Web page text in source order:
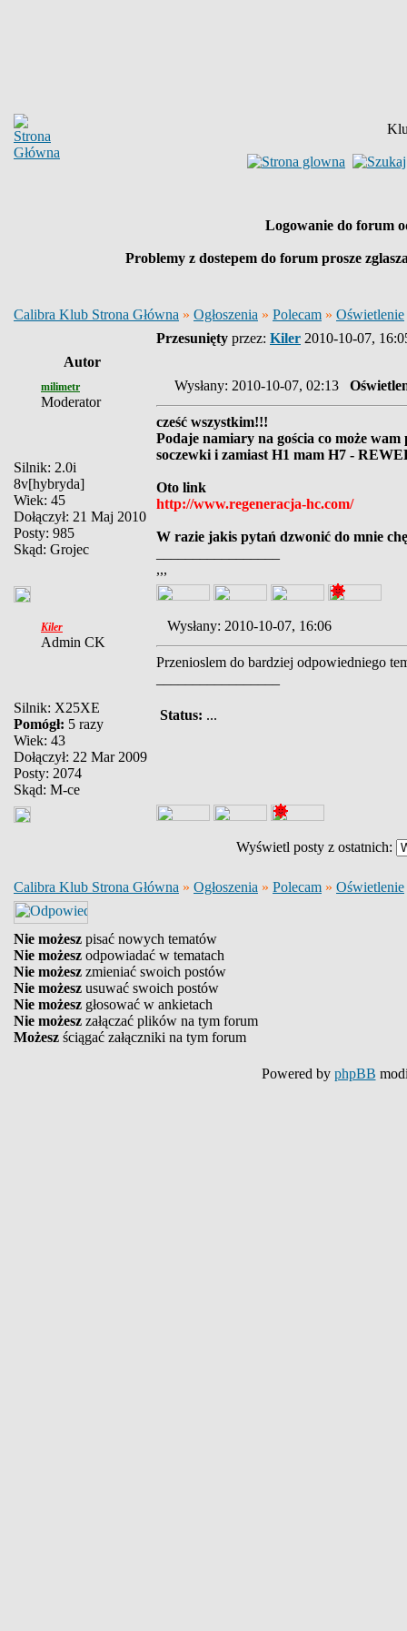
Logowanie do forum
Problemy z dostepem do forum prosze
Calibra Klub Strona Główna » Ogłoszenia » Polecam » Oświetlenie
Przesunięty przez: Kiler 2010-10-07,
Autor
milimetr
Moderator
Silnik: 2.0i
8v[hybryda]
Wiek: 45
Dołączył: 21 Maj 2010
Posty: 985
Skąd: Grojec
Wysłany: 2010-10-07, 02:13
cześć wszystkim!!!
Podaje namiary na gościa co może wam
soczewki i zamiast H1 mam H7 -
Oto link
http://www.regeneracja-hc.com/
W razie jakis pytań dzwonić do mnie
,,,
Kiler
Admin CK
Silnik: X25XE
Pomógł: 5 razy
Wiek: 43
Dołączył: 22 Mar 2009
Posty: 2074
Skąd: M-ce
Wysłany: 2010-10-07, 16:06
Przenioslem do bardziej odpowiedniego
Status: ...
Wyświetl posty z ostatnich:
Calibra Klub Strona Główna » Ogłoszenia » Polecam » Oświetlenie
Nie możesz pisać nowych tematów
Nie możesz odpowiadać w tematach
Nie możesz zmieniać swoich postów
Nie możesz usuwać swoich postów
Nie możesz głosować w ankietach
Nie możesz załączać plików na tym forum
Możesz ściągać załączniki na tym forum
Powered by phpBB